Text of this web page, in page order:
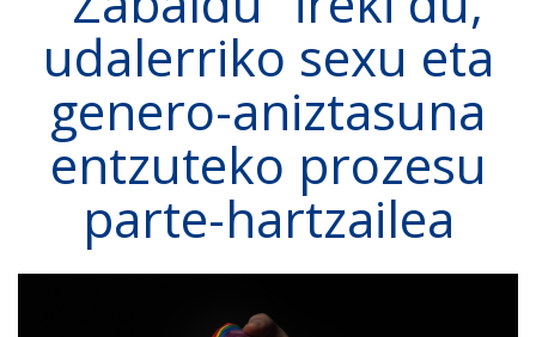
udalerriko sexu eta
genero-aniztasuna
entzuteko prozesu
parte-hartzailea